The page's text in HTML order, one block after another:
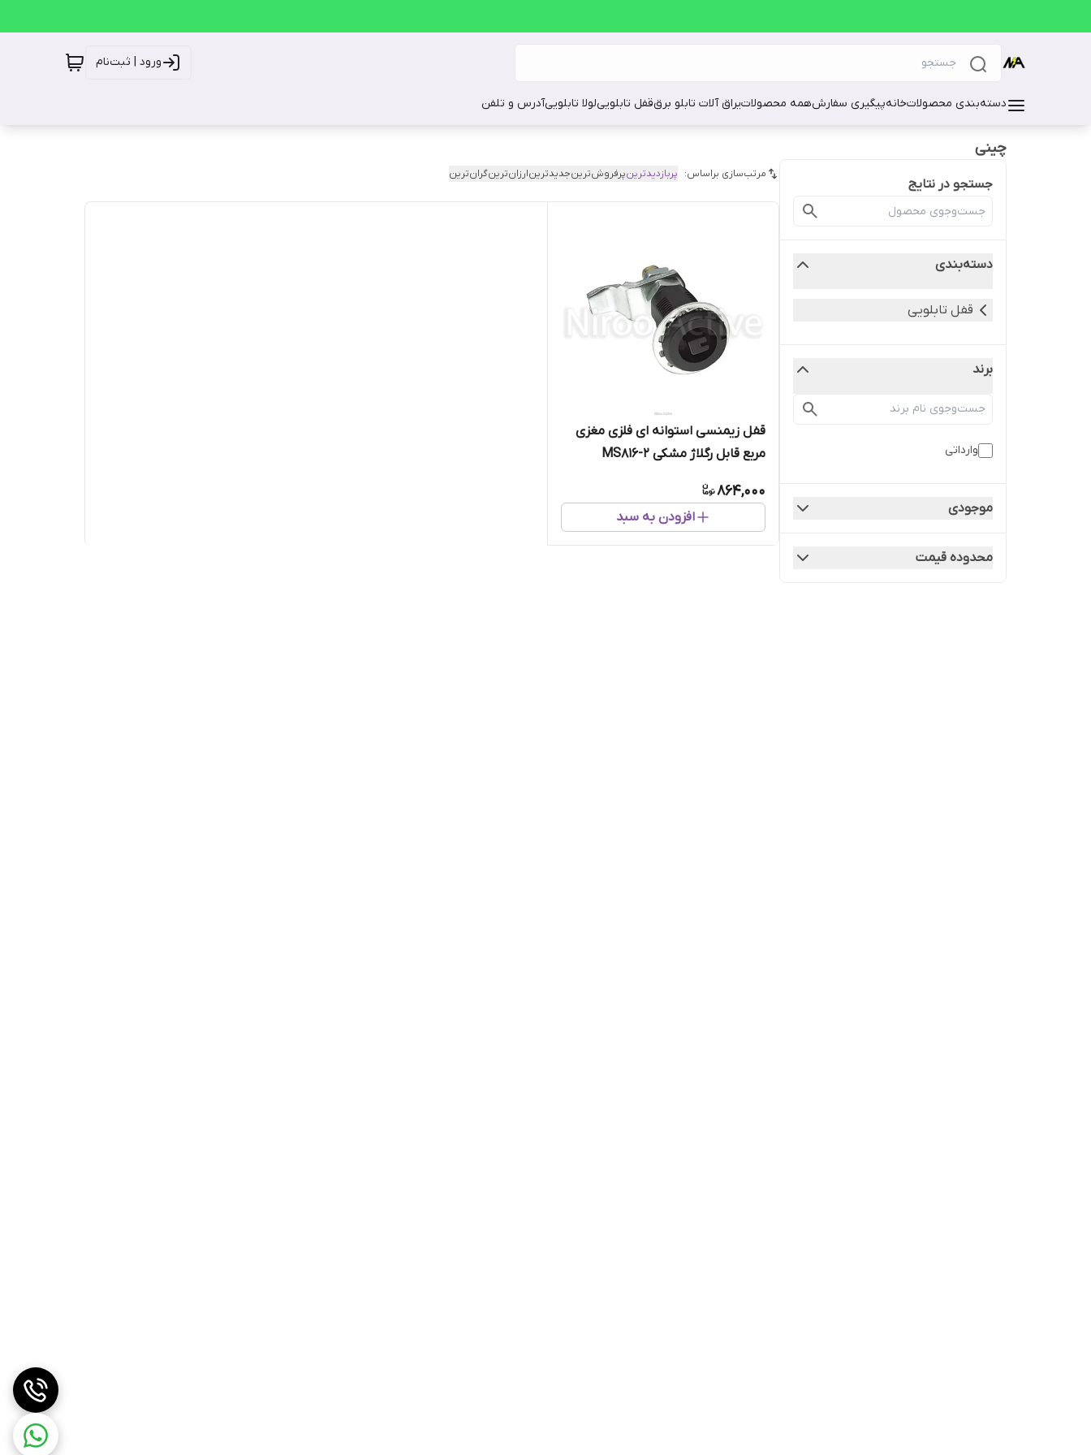
ورود | ثبت‌نام
دسته‌بندی محصولاتخانهپیگیری سفارشهمه محصولاتیراق آلات تابلو برققفل تابلوییلولا تابلوییآدرس و تلفن
چینی
جستجو در نتایج
دسته‌بندی
قفل تابلویی
برند
وارداتی
موجودی
محدوده قیمت
مرتب‌سازی براساس: پربازدیدترینپرفروش‌ترینجدیدترینارزان‌ترینگران‌ترین
قفل زیمنسی استوانه ای فلزی مغزی
مربع قابل رگلاژ مشکی MS816-2
864,000
افزودن به سبد